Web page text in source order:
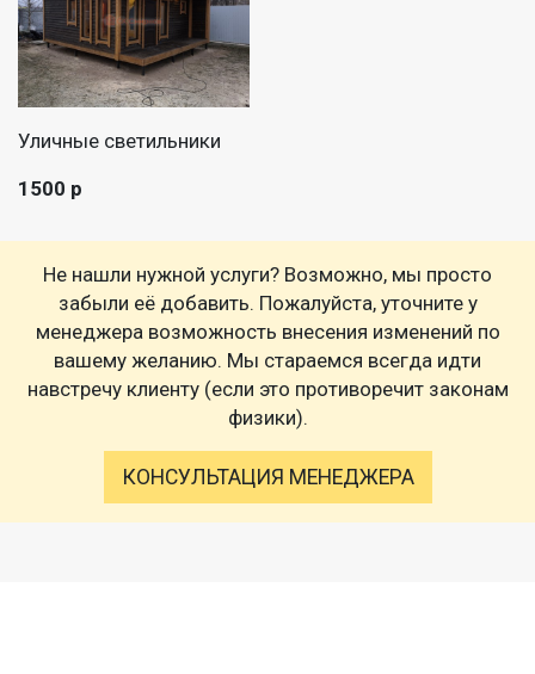
Уличные светильники
1500 р
Не нашли нужной услуги? Возможно, мы просто
забыли её добавить. Пожалуйста, уточните у
менеджера возможность внесения изменений по
вашему желанию. Мы стараемся всегда идти
навстречу клиенту (если это противоречит законам
физики).
КОНСУЛЬТАЦИЯ МЕНЕДЖЕРА